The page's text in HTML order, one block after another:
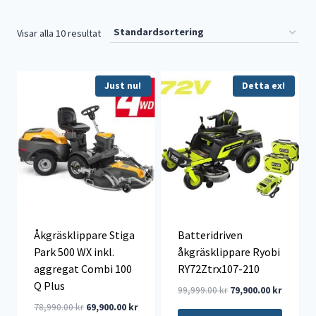
Visar alla 10 resultat
Just nu!
Åkgräsklippare Stiga
Park 500 WX inkl.
aggregat Combi 100
Q Plus
78,990.00kr Det
69,900.00 krDet
Detta ex!
Batteridriven
åkgräsklippare Ryobi
RY72Ztrx107-210
99,999.00kr Det
79,900.00 krDet